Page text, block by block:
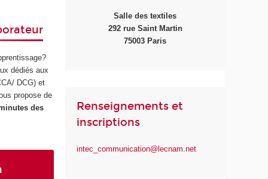
dédiés aux
DCG) et
propose de
des
Salle des textiles
292 rue Saint Martin
75003 Paris
Renseignements et
inscriptions
intec_communication@lecnam.net